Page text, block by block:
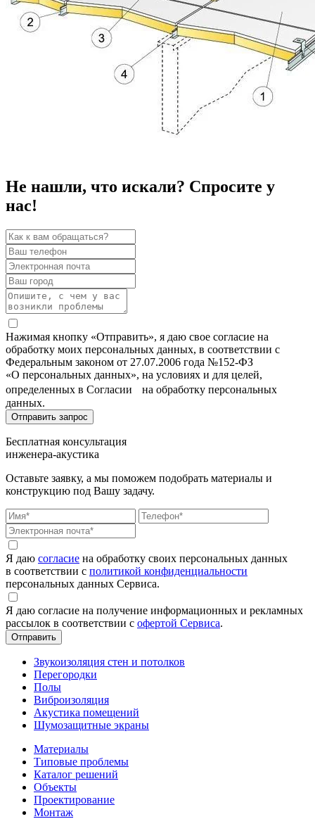
Не нашли, что искали? Спросите у
нас!
Нажимая кнопку «Отправить», я даю свое согласие на
обработку моих персональных данных, в соответствии с
Федеральным законом от 27.07.2006 года №152-ФЗ
«О персональных данных», на условиях и для целей,
определенных в Согласии на обработку персональных
данных.
Бесплатная консультация
инженера-акустика
Оставьте заявку, а мы поможем подобрать материалы и
конструкцию под Вашу задачу.
Я даю согласие на обработку своих персональных данных
в соответствии с политикой конфиденциальности
персональных данных Сервиса.
Я даю согласие на получение информационных и рекламных
рассылок в соответствии с офертой Сервиса.
Звукоизоляция стен и потолков
Перегородки
Полы
Виброизоляция
Акустика помещений
Шумозащитные экраны
Материалы
Типовые проблемы
Каталог решений
Объекты
Проектирование
Монтаж